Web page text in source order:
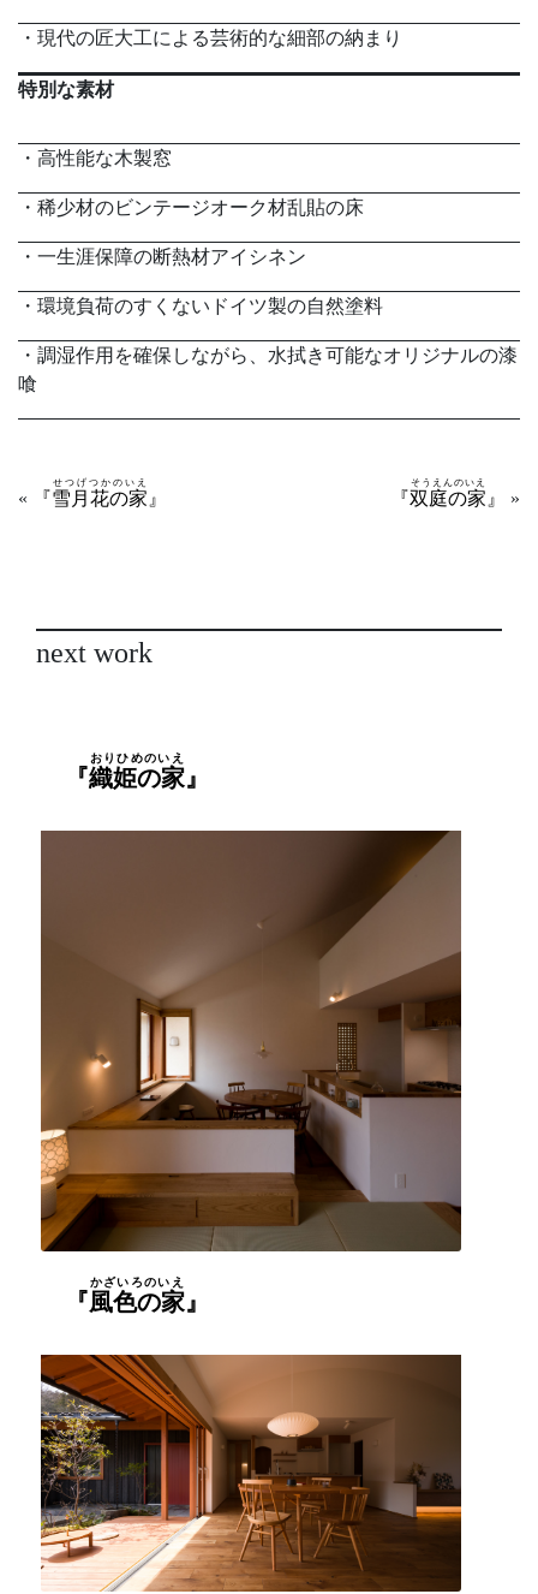
・現代の匠大工による芸術的な細部の納まり
特別な素材
・高性能な木製窓
・稀少材のビンテージオーク材乱貼の床
・一生涯保障の断熱材アイシネン
・環境負荷のすくないドイツ製の自然塗料
・調湿作用を確保しながら、水拭き可能なオリジナルの漆
喰
« 『雪月花の家
せつげつかのいえ
』 『双庭の家
そうえんのいえ
』 »
next work
『織姫の家
おりひめのいえ
』
『風色の家
かざいろのいえ
』